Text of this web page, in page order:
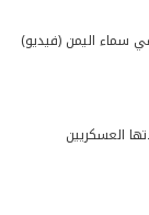
سماء اليمن (فيديو)
العسكريين